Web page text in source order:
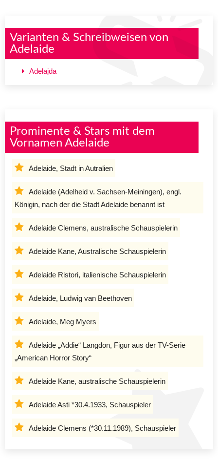
Varianten & Schreibweisen von
Adelaide
Adelajda
Prominente & Stars mit dem
Vornamen Adelaide
Adelaide, Stadt in Autralien
Adelaide (Adelheid v. Sachsen-Meiningen), engl.
Königin, nach der die Stadt Adelaide benannt ist
Adelaide Clemens, australische Schauspielerin
Adelaide Kane, Australische Schauspielerin
Adelaide Ristori, italienische Schauspielerin
Adelaide, Ludwig van Beethoven
Adelaide, Meg Myers
Adelaide „Addie“ Langdon, Figur aus der TV-Serie
„American Horror Story“
Adelaide Kane, australische Schauspielerin
Adelaide Asti *30.4.1933, Schauspieler
Adelaide Clemens (*30.11.1989), Schauspieler